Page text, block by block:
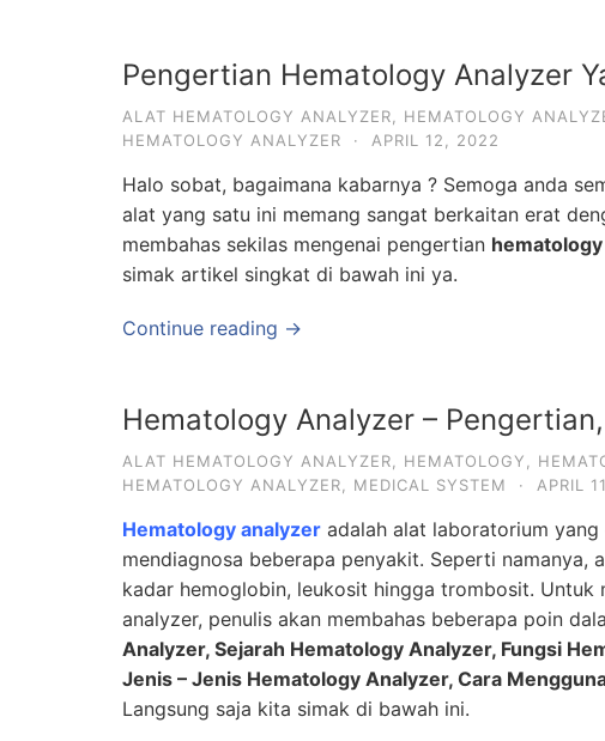
Pengertian Hematology Analyzer
ALAT HEMATOLOGY ANALYZER HEMATOLOGY
HEMATOLOGY ANALYZER
· APRIL 12, 2022
Halo sobat, bagaimana kabarnya ? Semoga anda
alat yang satu ini memang sangat berkaitan erat
membahas sekilas mengenai pengertian
simak artikel singkat di bawah ini ya.
Continue reading →
Hematology Analyzer –
ALAT HEMATOLOGY ANALYZER HEMATOLOGY
HEMATOLOGY ANALYZER
MEDICAL SYSTEM · APRIL
Hematology analyzer adalah alat laboratorium
mendiagnosa beberapa penyakit. Seperti
kadar hemoglobin, leukosit hingga trombosit.
analyzer, penulis akan membahas beberapa poin
Analyzer, Sejarah Hematology Analyzer, Fungsi
Jenis – Jenis Hematology Analyzer, Cara
Langsung saja kita simak di bawah ini.